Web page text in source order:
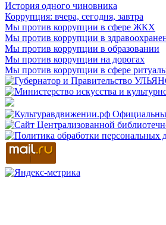
История одного чиновника
Коррупция: вчера, сегодня, завтра
Мы против коррупции в сфере ЖКХ
Мы против коррупции в
Мы против коррупции в образовании
Мы против коррупции на дорогах
Мы против коррупции в сфере